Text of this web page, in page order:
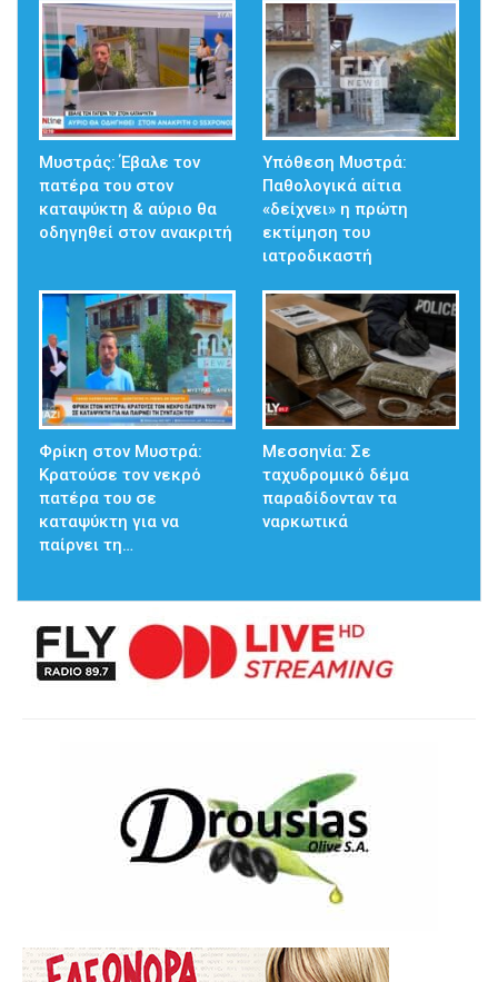
Μυστράς: Έβαλε τον
πατέρα του στον
καταψύκτη & αύριο θα
οδηγηθεί στον ανακριτή
Υπόθεση Μυστρά:
Παθολογικά αίτια
«δείχνει» η πρώτη
εκτίμηση του
ιατροδικαστή
Φρίκη στον Μυστρά:
Κρατούσε τον νεκρό
πατέρα του σε
καταψύκτη για να
παίρνει τη…
Μεσσηνία: Σε
ταχυδρομικό δέμα
παραδίδονταν τα
ναρκωτικά